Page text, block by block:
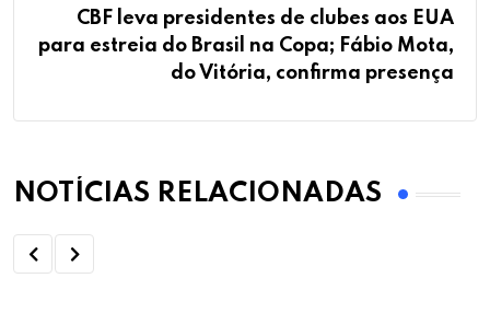
CBF leva presidentes de clubes aos EUA
para estreia do Brasil na Copa; Fábio Mota,
do Vitória, confirma presença
NOTÍCIAS RELACIONADAS